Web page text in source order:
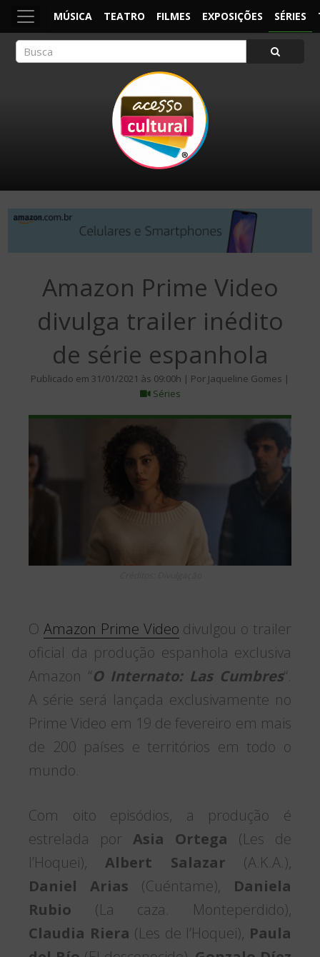
MÚSICA TEATRO FILMES EXPOSIÇÕES SÉRIES
Amazon Prime Video
divulga trailer inédito
de série espanhola
Publicado em 31/01/2021 às 09:00h | Por Jaqueline Gomes |
Séries
O Amazon Prime Video divulgou o trailer
oficial da produção espanhola exclusiva
Amazon “O Internato: Las Cumbres“.
A série será lançada exclusivamente no
Prime Video em 19 de fevereiro em mais
de 200 países e territórios em todo o
mundo.
Com oito episódios, a produção é
estrelada por Asia Ortega (Les de
l’Hoquei),Albert Salazar (A.K.A.),
Daniel Arias (Cuéntame), Daniela
Rubio (La caza. Monteperdido),
Claudia Riera (Les de l’Hoquei), Paula